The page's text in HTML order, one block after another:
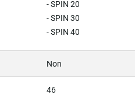
- SPIN 20
- SPIN 30
- SPIN 40
Non
46